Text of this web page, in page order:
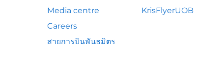
Media centre
Careers
สายการบินพันธมิตร
KrisFlyerUOB